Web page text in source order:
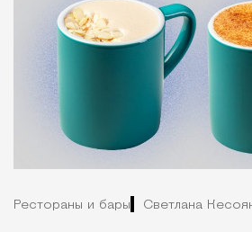
Рестораны и бары Светлана